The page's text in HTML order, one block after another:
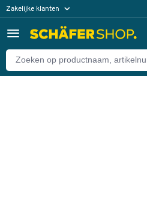
Zakelijke klanten
Particuliere klanten
Terug